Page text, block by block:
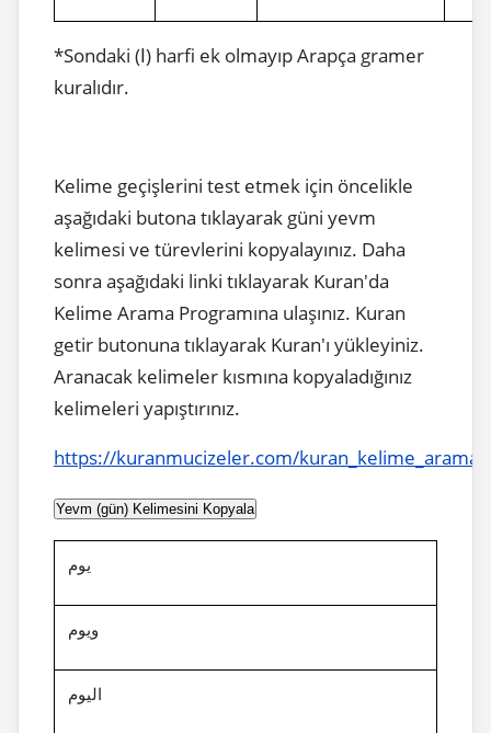
*Sondaki (ا) harfi ek olmayıp Arapça gramer
kuralıdır.
Kelime geçişlerini test etmek için öncelikle
aşağıdaki butona tıklayarak güni yevm
kelimesi ve türevlerini kopyalayınız. Daha
sonra aşağıdaki linki tıklayarak Kuran'da
Kelime Arama Programına ulaşınız. Kuran
getir butonuna tıklayarak Kuran'ı yükleyiniz.
Aranacak kelimeler kısmına kopyaladığınız
kelimeleri yapıştırınız.
https://kuranmucizeler.com/
Yevm (gün) Kelimesini Kopyala
يوم
ويوم
اليوم